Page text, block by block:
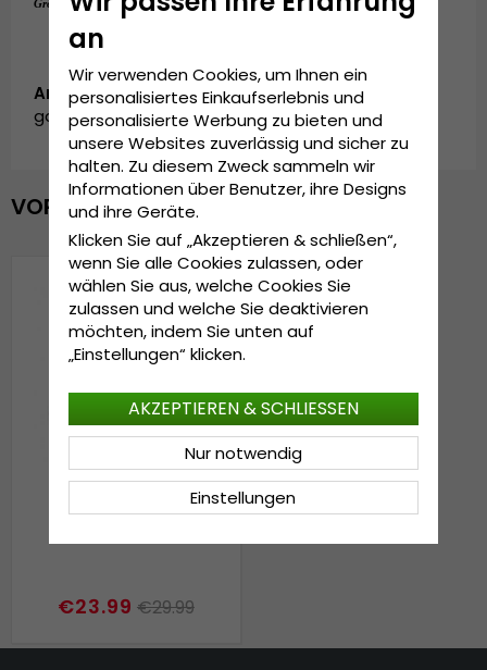
Grösseninformationen:
Artikelnummer:
garda.cap.darkblue.zebra
VOR KURZEM ANGESEHEN
€23.99 €29.99
an
Wir verwenden Cookies, um Ihnen ein
personalisiertes Einkaufserlebnis und
personalisierte Werbung zu bieten und
unsere Websites zuverlässig und sicher zu
halten. Zu diesem Zweck sammeln wir
Informationen über Benutzer, ihre Designs
und ihre Geräte.
Klicken Sie auf „Akzeptieren & schließen“,
wenn Sie alle Cookies zulassen, oder
wählen Sie aus, welche Cookies Sie
zulassen und welche Sie deaktivieren
möchten, indem Sie unten auf
„Einstellungen“ klicken.
Einstellungen
Nur notwendig
AKZEPTIEREN & SCHLIESSEN